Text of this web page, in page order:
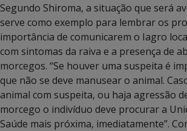
Segundo Shiroma, a situação que será
serve como exemplo para lembrar os
importância de comunicarem o Iagro
com sintomas da raiva e a presença de
morcegos. “Se houver uma suspeita é
que não se deve manusear o animal.
animal com suspeita, ou haja agressão
morcego o indivíduo deve procurar a
Saúde mais próxima, imediatamente”.